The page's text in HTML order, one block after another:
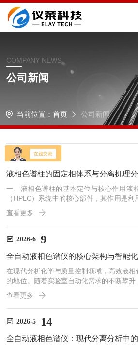
COMPANY NEWS
公司新闻
当前位置： 首页 公司新闻
2026-7 21
液相色谱柱的固定相体系与分离机理
一、液相色谱柱的基本定位与核心作用液
（HPLC）系统中的核心部件，其作用是利
相（色谱柱填料）和流动相（泵输送的溶剂
在流动相带动下进行反复多次的分配，从而
说，色谱柱的性能直接决定了整个分析方
率。色谱分离的基本原理建立在相分配理
不同物质在两相中的分配系数存在差异，它
查看更多
2026-6 9
全自动液相色谱仪的核心架构与智能
在现代分析化学与质量控制领域，高效液
的地位。随着实验室自动化需求的不断攀升
而生，并迅速成为制药、环境监测、食品安
心分析设备。全自动液相色谱仪不仅仅是各
通过高度集成的系统架构与智能化的流程
到数据分析的全流程无人值守。本文将深
核心架构、关键技术以及维护策略。一、
构与核心模块全自动液相色谱仪的物理架
查看更多
2026-5 14
全自动液相色谱仪：现代分离分析中